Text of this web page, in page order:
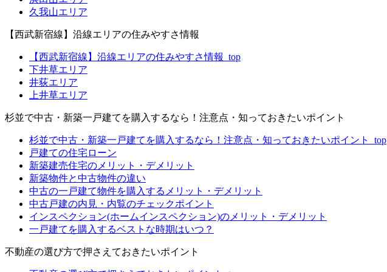
久我山エリア
【西武新宿線】沿線エリアの住みやすさ情報
【西武新宿線】沿線エリアの住みやすさ情報_top
下井草エリア
井荻エリア
上井草エリア
杉並で中古・新築一戸建てを購入するなら！注意点・知っておきたいポイント
杉並で中古・新築一戸建てを購入するなら！注意点・知っておきたいポイント_top
戸建ての住宅ローン
新築建売住宅のメリット・デメリット
新築物件と中古物件の違い
中古の一戸建て物件を購入するメリット・デメリット
中古戸建の内見・内覧のチェックポイント
インスペクション(ホームインスペクション)のメリット・デメリット
一戸建てを購入するベストな時期はいつ？
不動産の選び方で押さえておきたいポイント